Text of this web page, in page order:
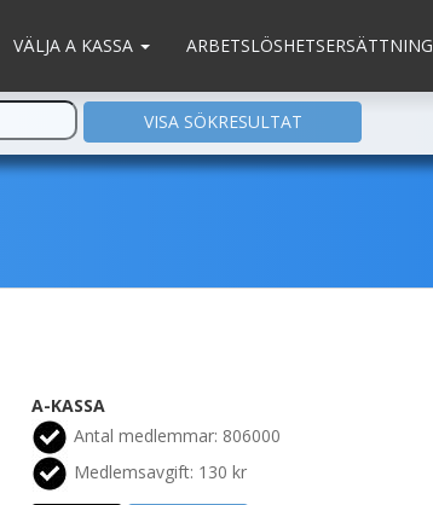
VÄLJA A KASSA ARBETSLÖSHETSERSÄTTNING
A-KASSA
Antal medlemmar: 806000
Medlemsavgift: 130 kr